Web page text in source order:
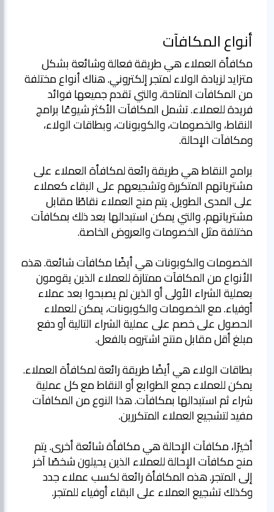
أنواع المكافآت
مكافأة العملاء هي طريقة فعالة وشائعة بشكل
متزايد لزيادة الولاء لمتجر إلكتروني. هناك أنواع مختلفة
من المكافآت المتاحة، والتي تقدم جميعها فوائد
فريدة للعملاء. تشمل المكافآت الأكثر شيوعًا برامج
النقاط، والخصومات، والكوبونات، وبطاقات الولاء،
ومكافآت الإحالة.
برامج النقاط هي طريقة رائعة لمكافأة العملاء على
مشترياتهم المتكررة وتشجيعهم على البقاء كعملاء
على المدى الطويل. يتم منح العملاء نقاطًا مقابل
مشترياتهم، والتي يمكن استبدالها بعد ذلك بمكافآت
مختلفة مثل الخصومات والعروض الخاصة.
الخصومات والكوبونات هي أيضًا مكافآت شائعة. هذه
الأنواع من المكافآت ممتازة للعملاء الذين يقومون
بعملية الشراء الأولى أو الذين لم يصبحوا بعد عملاء
أوفياء. مع الخصومات والكوبونات، يمكن للعملاء
الحصول على خصم على عملية الشراء التالية أو دفع
مبلغ أقل مقابل منتج اشتروه بالفعل.
بطاقات الولاء هي أيضًا طريقة رائعة لمكافأة العملاء.
يمكن للعملاء جمع الطوابع أو النقاط مع كل عملية
شراء ثم استبدالها بمكافآت. هذا النوع من المكافآت
مفيد لتشجيع العملاء المتكررين.
أخيرًا، مكافآت الإحالة هي مكافأة شائعة أخرى. يتم
منح مكافآت الإحالة للعملاء الذين يحيلون شخصًا آخر
إلى المتجر. هذه المكافأة رائعة لكسب عملاء جدد
وكذلك تشجيع العملاء على البقاء أوفياء للمتجر.